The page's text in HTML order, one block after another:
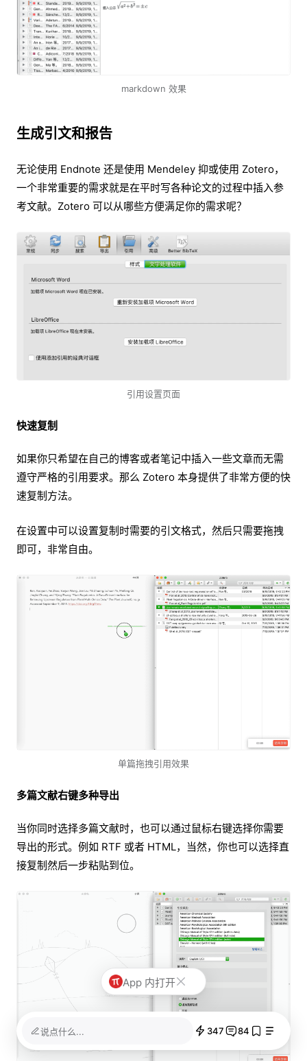
markdown 效果
生成引文和报告
无论使用 Endnote 还是使用 Mendeley 抑或使用 Zotero，
一个非常重要的需求就是在平时写各种论文的过程中插入参
考文献。Zotero 可以从哪些方便满足你的需求呢？
引用设置页面
快速复制
如果你只希望在自己的博客或者笔记中插入一些文章而无需
遵守严格的引用要求。那么 Zotero 本身提供了非常方便的快
速复制方法。
在设置中可以设置复制时需要的引文格式，然后只需要拖拽
即可，非常自由。
单篇拖拽引用效果
多篇文献右键多种导出
当你同时选择多篇文献时，也可以通过鼠标右键选择你需要
导出的形式。例如 RTF 或者 HTML，当然，你也可以选择直
接复制然后一步粘贴到位。
说点什么... 347 84
App 内打开